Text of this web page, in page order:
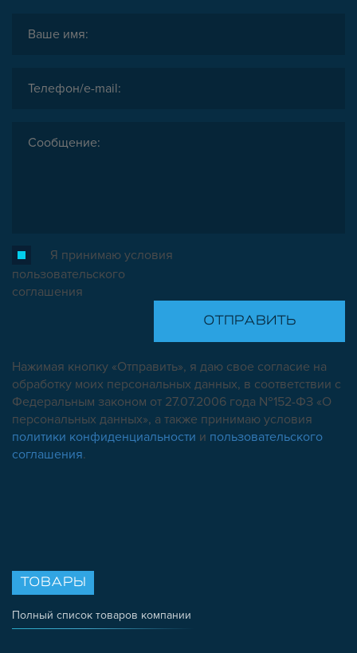
ЗАГЛУШКИ
ПЕТЛИ, РУЧКИ, ЗАМКИ, ЗАЩЕЛКИ
ОПОРЫ, ПОДВЕСЫ
ПЛАСТИКОВЫЕ КОРОБКИ
Я принимаю условия
пользовательского
соглашения
Нажимая кнопку «Отправить», я даю свое согласие на
обработку моих персональных данных, в соответствии с
Федеральным законом от 27.07.2006 года №152-ФЗ «О
персональных данных», а также принимаю условия
политики конфиденциальности и пользовательского
соглашения.
ТОВАРЫ
Полный список товаров компании